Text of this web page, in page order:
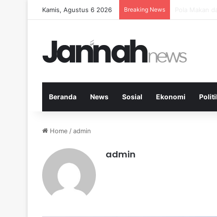
Kamis, Agustus 6 2026 Breaking News
Beranda News Sosial Ekonomi
Home /admin
admin